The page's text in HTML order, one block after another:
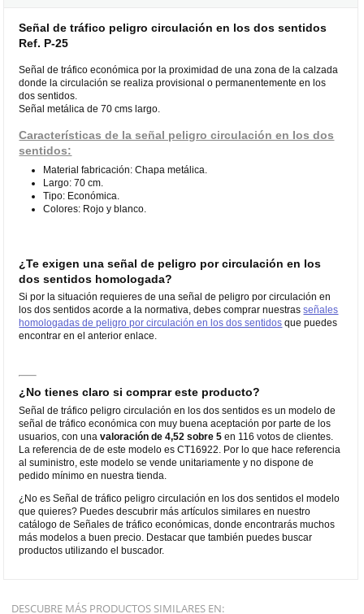
Señal de tráfico peligro circulación en los dos sentidos
Ref. P-25
Señal de tráfico económica por la proximidad de una zona de la calzada
donde la circulación se realiza provisional o permanentemente en los
dos sentidos.
Señal metálica de 70 cms largo.
Características de la señal peligro circulación en los dos
sentidos:
Material fabricación: Chapa metálica.
Largo: 70 cm.
Tipo: Económica.
Colores: Rojo y blanco.
¿Te exigen una señal de peligro por circulación en los
dos sentidos homologada?
Si por la situación requieres de una señal de peligro por circulación en
los dos sentidos acorde a la normativa, debes comprar nuestrasseñales
homologadas de peligro por circulación en los dos sentidos que puedes
encontrar en el anterior enlace.
¿No tienes claro si comprar este producto?
Señal de tráfico peligro circulación en los dos sentidos es un modelo de
señal de tráfico económica con muy buena aceptación por parte de los
usuarios, con unavaloración de 4,52 sobre 5 en 116 votos de clientes.
La referencia de de este modelo es CT16922. Por lo que hace referencia
al suministro, este modelo se vende unitariamente y no dispone de
pedido mínimo en nuestra tienda.
¿No es Señal de tráfico peligro circulación en los dos sentidos el modelo
que quieres? Puedes descubrir más artículos similares en nuestro
catálogo de Señales de tráfico económicas, donde encontrarás muchos
más modelos a buen precio. Destacar que también puedes buscar
productos utilizando el buscador.
DESCUBRE MÁS PRODUCTOS SIMILARES EN: